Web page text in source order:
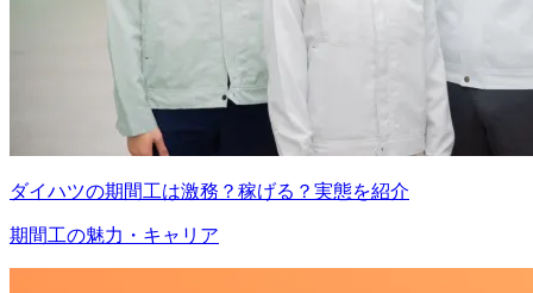
ダイハツの期間工は激務？稼げる？実態を紹介
期間工の魅力・キャリア